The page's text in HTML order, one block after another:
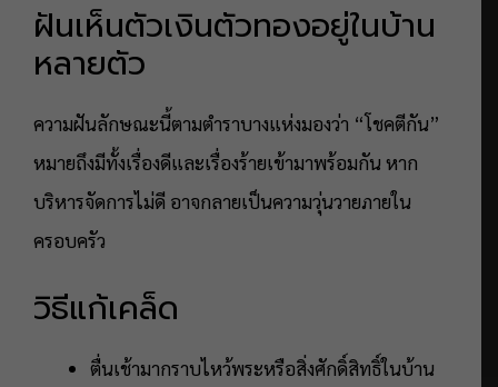
ฝันเห็นตัวเงินตัวทองอยู่ในบ้าน
หลายตัว
ความฝันลักษณะนี้ตามตำราบางแห่งมองว่า “โชคตีกัน”
หมายถึงมีทั้งเรื่องดีและเรื่องร้ายเข้ามาพร้อมกัน หาก
บริหารจัดการไม่ดี อาจกลายเป็นความวุ่นวายภายใน
ครอบครัว
วิธีแก้เคล็ด
ตื่นเช้ามากราบไหว้พระหรือสิ่งศักดิ์สิทธิ์ในบ้าน